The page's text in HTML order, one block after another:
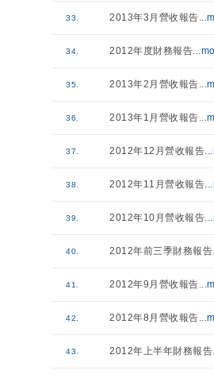
33. 2013年3月營收報告...
34. 2012年度財務報告...
35. 2013年2月營收報告...
36. 2013年1月營收報告...
37. 2012年12月營收報告...
38. 2012年11月營收報告...
39. 2012年10月營收報告...
40. 2012年前三季財務報告
41. 2012年9月營收報告...
42. 2012年8月營收報告...
43. 2012年上半年財務報告